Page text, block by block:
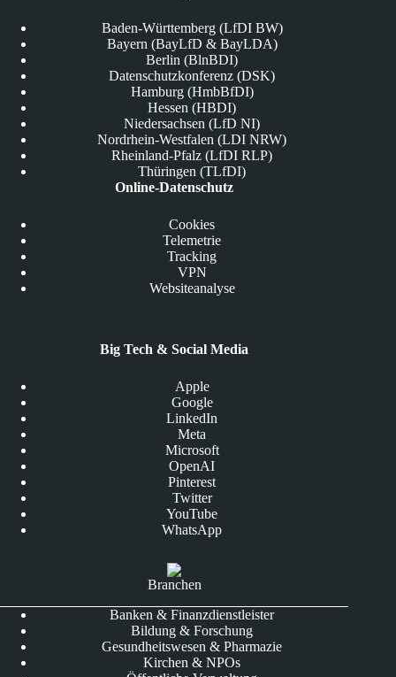
Baden-Württemberg (LfDI BW)
Bayern (BayLfD & BayLDA)
Berlin (BlnBDI)
Datenschutzkonferenz (DSK)
Hamburg (HmbBfDI)
Hessen (HBDI)
Niedersachsen (LfD NI)
Nordrhein-Westfalen (LDI NRW)
Rheinland-Pfalz (LfDI RLP)
Thüringen (TLfDI)
Online-Datenschutz
Cookies
Telemetrie
Tracking
VPN
Websiteanalyse
Big Tech & Social Media
Apple
Google
LinkedIn
Meta
Microsoft
OpenAI
Pinterest
Twitter
YouTube
WhatsApp
Branchen
Banken & Finanzdienstleister
Bildung & Forschung
Gesundheitswesen & Pharmazie
Kirchen & NPOs